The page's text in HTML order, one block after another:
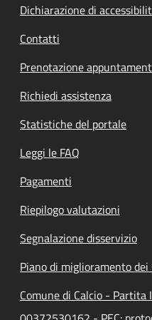
Dichiarazione di
Contatti
Prenotazione
Richiedi assistenza
Statistiche del portale
Leggi le FAQ
Pagamenti
Riepilogo valutazioni
Segnalazione disservizio
Piano di miglioramento dei
Comune di Calcio -